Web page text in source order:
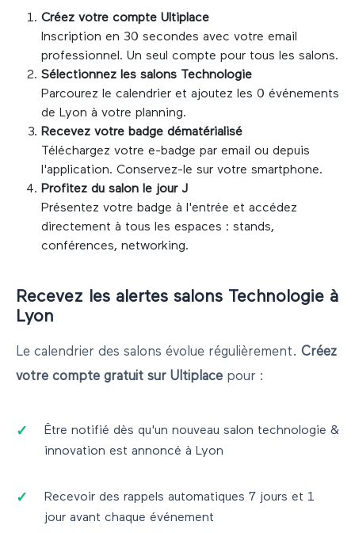
Créez votre compte Ultiplace
Inscription en 30 secondes avec votre email
professionnel. Un seul compte pour tous les salons.
Sélectionnez les salons
Technologie
Parcourez le calendrier et ajoutez les 0 événements
de Lyon à votre planning.
Recevez votre badge dématérialisé
Téléchargez votre e-badge par email ou depuis
l'application. Conservez-le sur votre smartphone.
Profitez du salon le jour J
Présentez votre badge à l'entrée et accédez
directement à tous les espaces : stands,
conférences, networking.
Recevez les alertes salons Technologie à
Lyon
Le calendrier des salons évolue régulièrement. Créez
votre compte gratuit sur Ultiplace pour :
Être notifié dès qu'un nouveau salon technologie &
innovation est annoncé à Lyon
Recevoir des rappels automatiques 7 jours et 1
jour avant chaque événement